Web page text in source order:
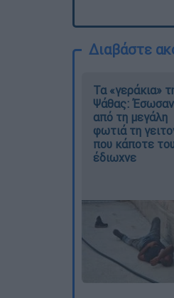
Διαβάστε
Τα «γεράκια»
Ψάθας: Έσωσαν
από τη μεγάλη
φωτιά τη
που κάποτε
έδιωχνε